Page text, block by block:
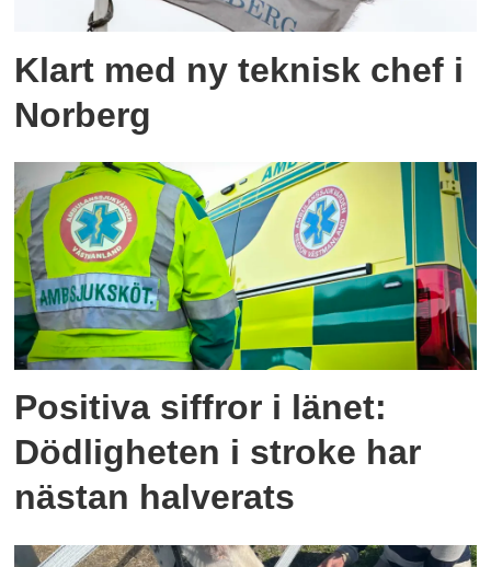
Klart med ny teknisk chef i
Norberg
Positiva siffror i länet:
Dödligheten i stroke har
nästan halverats